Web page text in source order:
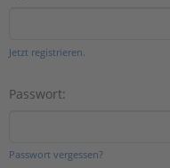
Jetzt registrieren.
Passwort:
Passwort vergessen?